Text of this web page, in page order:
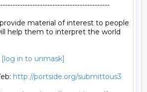
material of interest to people
help them to interpret the world
[log in to unmask]
http://portside.org/submittous3